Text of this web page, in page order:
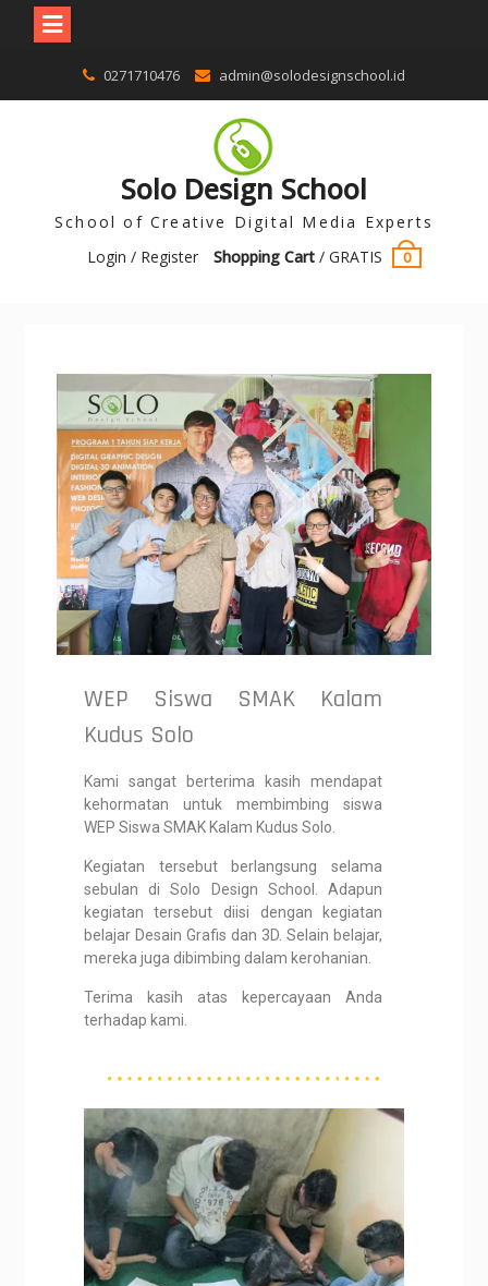
0271710476 admin@solodesignschool.id
Solo Design School
School of Creative Digital Media Experts
Login / Register
Shopping Cart/ GRATIS 0
WEP Siswa SMAK Kalam
Kudus Solo
Kami sangat berterima kasih mendapat
kehormatan untuk membimbing siswa
WEP Siswa SMAK Kalam Kudus Solo.
Kegiatan tersebut berlangsung selama
sebulan di Solo Design School. Adapun
kegiatan tersebut diisi dengan kegiatan
belajar Desain Grafis dan 3D. Selain belajar,
mereka juga dibimbing dalam kerohanian.
Terima kasih atas kepercayaan Anda
terhadap kami.